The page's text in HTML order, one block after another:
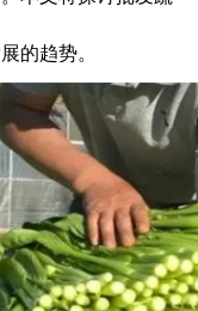
的趋势。